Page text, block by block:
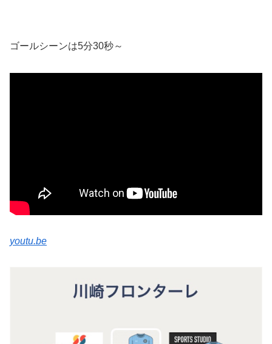
ゴールシーンは5分30秒～
youtu.be